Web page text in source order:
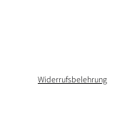
Widerrufsbelehrung